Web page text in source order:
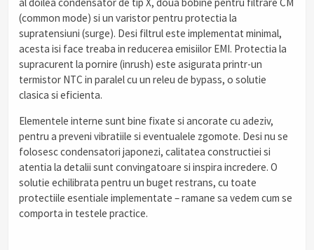
(common mode) si un varistor pentru protectia la
supratensiuni (surge). Desi filtrul este implementat minimal,
acesta isi face treaba in reducerea emisiilor EMI. Protectia la
supracurent la pornire (inrush) este asigurata printr-un
termistor NTC in paralel cu un releu de bypass, o solutie
clasica si eficienta.
Elementele interne sunt bine fixate si ancorate cu adeziv,
pentru a preveni vibratiile si eventualele zgomote. Desi nu se
folosesc condensatori japonezi, calitatea constructiei si
atentia la detalii sunt convingatoare si inspira incredere. O
solutie echilibrata pentru un buget restrans, cu toate
protectiile esentiale implementate – ramane sa vedem cum se
comporta in testele practice.